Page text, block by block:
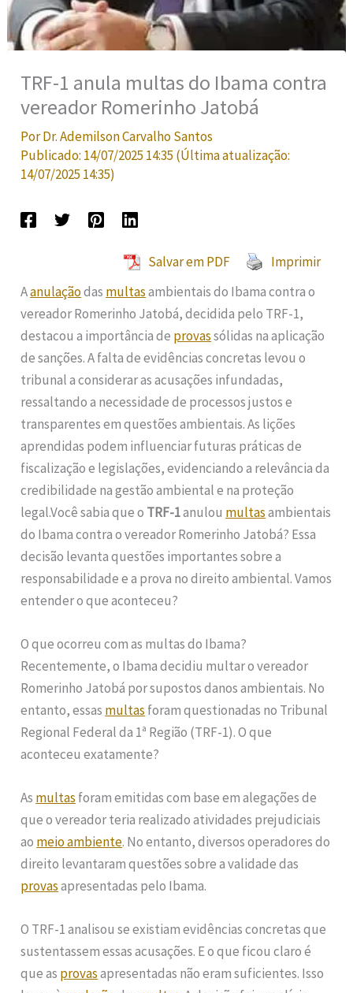
TRF-1 anula multas do Ibama contra
vereador Romerinho Jatobá
PorDr. Ademilson Carvalho Santos
Publicado: 14/07/2025 14:35 (Última atualização:
14/07/2025 14:35)
Salvar em PDF
Imprimir
Aanulaçãodas multasambientais do Ibama contra o
vereador Romerinho Jatobá, decidida pelo TRF-1,
destacou a importância de provassólidas na aplicação
de sanções. A falta de evidências concretas levou o
tribunal a considerar as acusações infundadas,
ressaltando a necessidade de processos justos e
transparentes em questões ambientais. As lições
aprendidas podem influenciar futuras práticas de
fiscalização e legislações, evidenciando a relevância da
credibilidade na gestão ambiental e na proteção
legal.Você sabia que o TRF-1anulou multasambientais
do Ibama contra o vereador Romerinho Jatobá? Essa
decisão levanta questões importantes sobre a
responsabilidade e a prova no direito ambiental. Vamos
entender o que aconteceu?
O que ocorreu com as multas do Ibama?
Recentemente, o Ibama decidiu multar o vereador
Romerinho Jatobá por supostos danos ambientais. No
entanto, essas multas foram questionadas no Tribunal
Regional Federal da 1ª Região (TRF-1). O que
aconteceu exatamente?
As multas foram emitidas com base em alegações de
que o vereador teria realizado atividades prejudiciais
ao meio ambiente. No entanto, diversos operadores do
direito levantaram questões sobre a validade das
provasapresentadas pelo Ibama.
O TRF-1 analisou se existiam evidências concretas que
sustentassem essas acusações. E o que ficou claro é
que as provasapresentadas não eram suficientes. Isso